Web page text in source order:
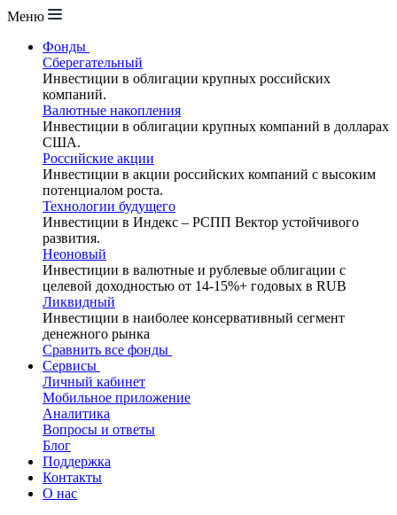
Меню
Фонды
Сберегательный
Инвестиции в облигации крупных российских
компаний.
Валютные накопления
Инвестиции в облигации крупных компаний в долларах
США.
Российские акции
Инвестиции в акции российских компаний с высоким
потенциалом роста.
Технологии будущего
Инвестиции в Индекс – РСПП Вектор устойчивого
развития.
Неоновый
Инвестиции в валютные и рублевые облигации с
целевой доходностью от 14-15%+ годовых в RUB
Ликвидный
Инвестиции в наиболее консервативный сегмент
денежного рынка
Сравнить все фонды
Сервисы
Личный кабинет
Мобильное приложение
Аналитика
Вопросы и ответы
Блог
Поддержка
Контакты
О нас